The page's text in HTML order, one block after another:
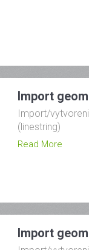
Import
Import/
(linestring)
Read More
Import